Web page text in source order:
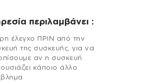
περιλαμβάνει :
έλεγχο ΠΡΙΝ από την
της συσκευής, για να
αν η συσκευή
κάποιο άλλο